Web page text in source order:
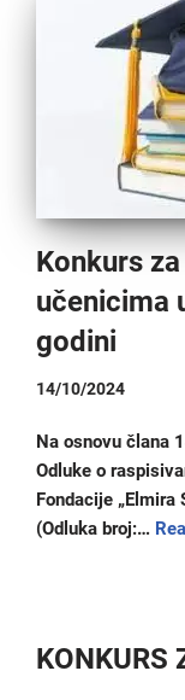
Konkurs
učenicima
godini
14/10/2024
Na osnovu člana
Odluke o
Fondacije
(Odluka broj:…
KONKURS